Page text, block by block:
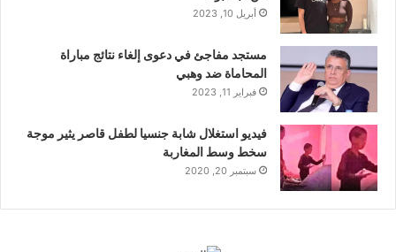
أبريل 10, 2023
مستجد مفاجئ في دعوى إلغاء نتائج مباراة
المحاماة ضد وهبي
فبراير 11, 2023
فيديو استغلال شابة جنسيا لطفل قاصر يثير موجة
سخط وسط المغاربة
سبتمبر 20, 2020